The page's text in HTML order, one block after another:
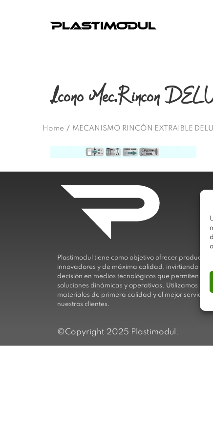
Icono Mec.Rincon
Home / MECANISMO RINCÓN EXTRAIBLE
Plastimodul tiene como objetivo ofrecer productos
innovadores y de máxima calidad, invirtiendo con
decisión en medios tecnológicos que permiten
soluciones dinámicas y operativas. Utilizamos
materiales de primera calidad y el mejor servicio a
nuestros clientes.
©Copyright 2025 Plastimodul.